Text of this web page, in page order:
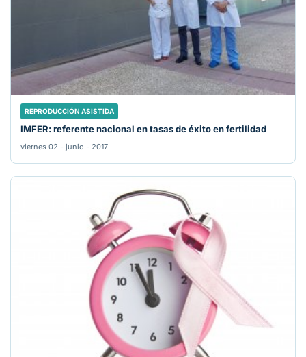
REPRODUCCIÓN ASISTIDA
IMFER: referente nacional en tasas de éxito en fertilidad
viernes 02 - junio - 2017